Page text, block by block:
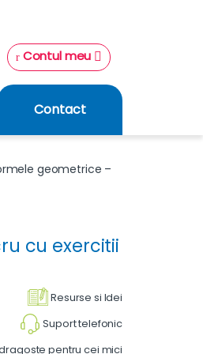
Contul meu
Contact
geometrice –
cu exercitii
Resurse si Idei
Suport telefonic
pentru cei mici